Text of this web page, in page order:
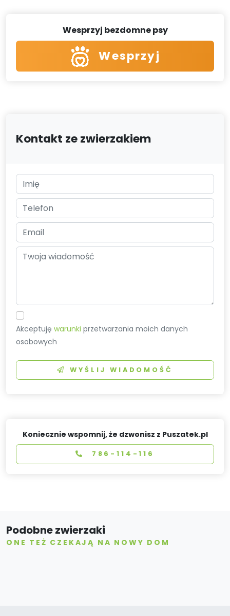
Wesprzyj bezdomne psy
Wesprzyj
Kontakt ze zwierzakiem
Akceptujęwarunki przetwarzania moich danych
osobowych
WYŚLIJ WIADOMOŚĆ
Koniecznie wspomnij, że dzwonisz z Puszatek.pl
786-114-116
Podobne zwierzaki
ONE TEŻ CZEKAJĄ NA NOWY DOM